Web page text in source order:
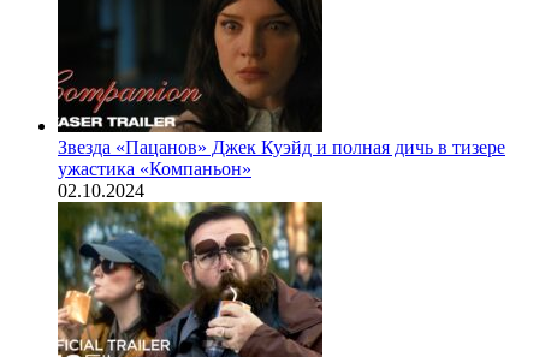
Звезда «Пацанов» Джек Куэйд и полная дичь в тизере
ужастика «Компаньон»
02.10.2024